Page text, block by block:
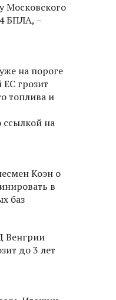
Московского
БПЛА, –
на пороге
грозит
топлива и
ссылкой на
Коэн о
в
баз
Венгрии
до 3 лет